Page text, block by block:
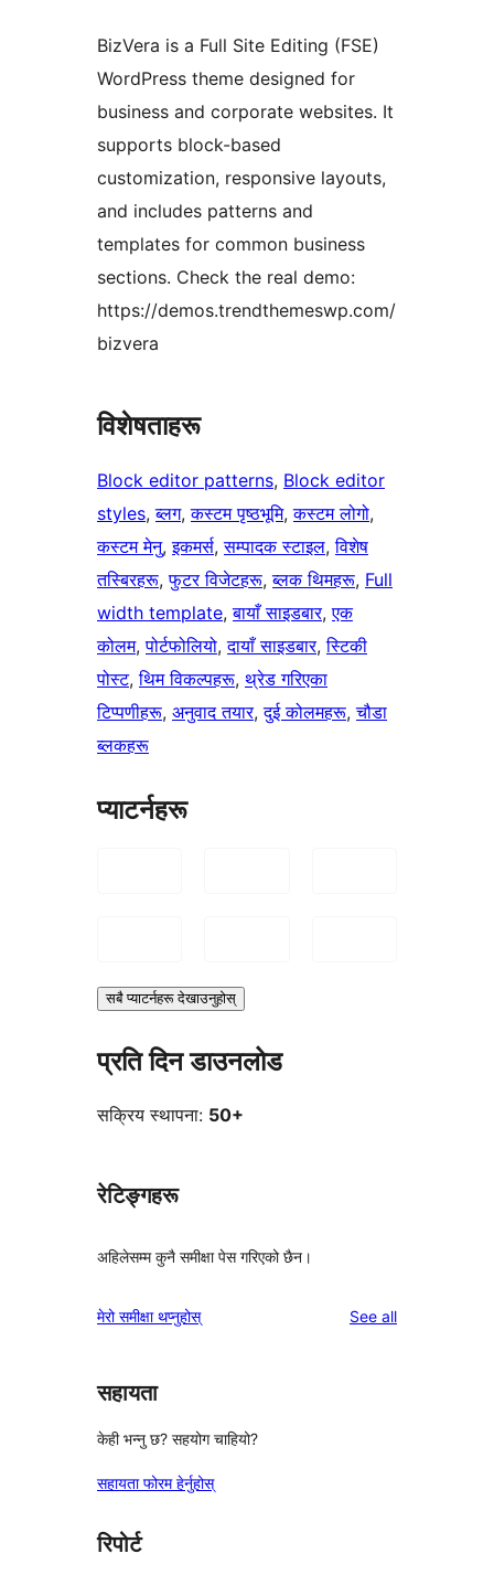
BizVera is a Full Site Editing (FSE)
WordPress theme designed for
business and corporate websites. It
supports block-based
customization, responsive layouts,
and includes patterns and
templates for common business
sections. Check the real demo:
https://demos.trendthemeswp.com/
bizvera
विशेषताहरू
Block editor patterns, Block editor
styles, ब्लग, कस्टम पृष्ठभूमि, कस्टम लोगो
कस्टम मेनु, इकमर्स, सम्पादक स्टाइल, विशेष
तस्बिरहरू, फुटर विजेटहरू, ब्लक थिमहरू, Full
width template, बायाँ साइडबार, एक
कोलम, पोर्टफोलियो, दायाँ साइडबार, स्टिकी
पोस्ट, थिम विकल्पहरू, थ्रेड गरिएका
टिप्पणीहरू, अनुवाद तयार, दुई कोलमहरू, चौडा
ब्लकहरू
प्याटर्नहरू
सबै प्याटर्नहरू देखाउनुहोस्
प्रति दिन डाउनलोड
सक्रिय स्थापना: 50+
रेटिङ्गहरू
अहिलेसम्म कुनै समीक्षा पेस गरिएको छैन।
मेरो समीक्षा थप्नुहोस् See allreviews
सहायता
केही भन्नु छ? सहयोग चाहियो?
सहायता फोरम हेर्नुहोस्
रिपोर्ट